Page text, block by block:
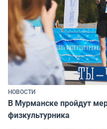
НОВОСТИ
В Мурманске пройдут
физкультурника